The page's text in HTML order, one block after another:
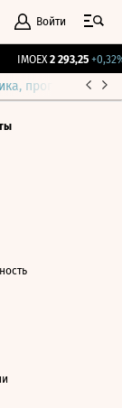
Войти
IMOEX 2 293,25 +0,32%
прогнозы